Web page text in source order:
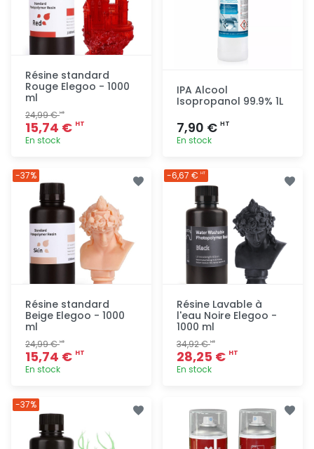
Résine standard
Rouge Elegoo - 1000
ml
24,99 €HT
15,74 € HT
En stock
IPA Alcool
Isopropanol 99.9% 1L
7,90 € HT
En stock
Résine standard
Beige Elegoo - 1000
ml
24,99 €HT
15,74 € HT
En stock
-37%
Résine Lavable à
l'eau Noire Elegoo -
1000 ml
34,92 €HT
28,25 € HT
En stock
rapide
-6,67 € HT
-37%